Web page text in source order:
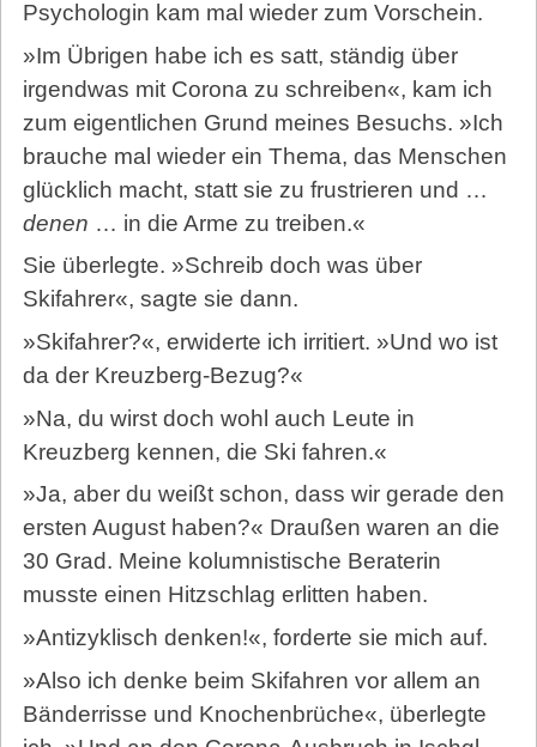
Psychologin kam mal wieder zum Vorschein.
»Im Übrigen habe ich es satt, ständig über
irgendwas mit Corona zu schreiben«, kam ich
zum eigentlichen Grund meines Besuchs. »Ich
brauche mal wieder ein Thema, das Menschen
glücklich macht, statt sie zu frustrieren und …
denen … in die Arme zu treiben.«
Sie überlegte. »Schreib doch was über
Skifahrer«, sagte sie dann.
»Skifahrer?«, erwiderte ich irritiert. »Und wo ist
da der Kreuzberg-Bezug?«
»Na, du wirst doch wohl auch Leute in
Kreuzberg kennen, die Ski fahren.«
»Ja, aber du weißt schon, dass wir gerade den
ersten August haben?« Draußen waren an die
30 Grad. Meine kolumnistische Beraterin
musste einen Hitzschlag erlitten haben.
»Antizyklisch denken!«, forderte sie mich auf.
»Also ich denke beim Skifahren vor allem an
Bänderrisse und Knochenbrüche«, überlegte